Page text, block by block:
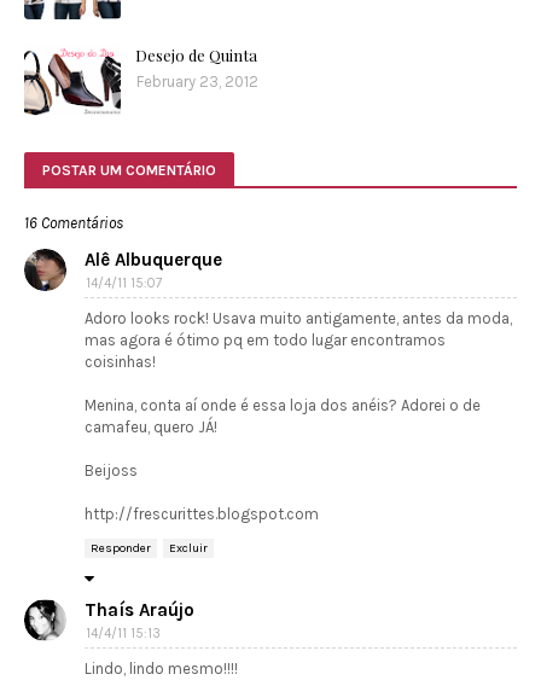
Desejo de Quinta
February 23, 2012
POSTAR UM COMENTÁRIO
16 Comentários
Alê Albuquerque
14/4/11 15:07
Adoro looks rock! Usava muito antigamente, antes da moda,
mas agora é ótimo pq em todo lugar encontramos
coisinhas!
Menina, conta aí onde é essa loja dos anéis? Adorei o de
camafeu, quero JÁ!
Beijoss
http://frescurittes.blogspot.com
Responder Excluir
Thaís Araújo
14/4/11 15:13
Lindo, lindo mesmo!!!!